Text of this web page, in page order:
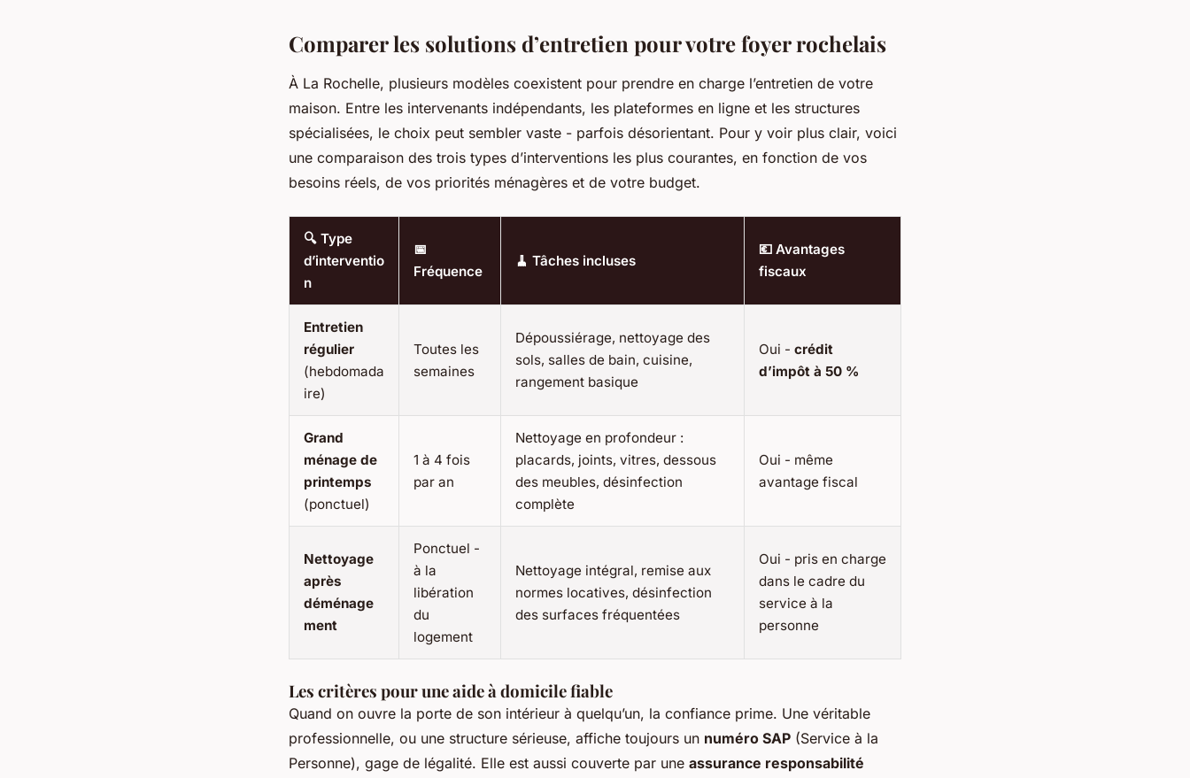
Comparer les solutions d’entretien pour votre foyer rochelais
À La Rochelle, plusieurs modèles coexistent pour prendre en charge l’entretien de votre
maison. Entre les intervenants indépendants, les plateformes en ligne et les structures
spécialisées, le choix peut sembler vaste - parfois désorientant. Pour y voir plus clair, voici
une comparaison des trois types d’interventions les plus courantes, en fonction de vos
besoins réels, de vos priorités ménagères et de votre budget.
🔍 Type
d’interventio
n
📅
Fréquence
🧹 Tâches incluses
💶 Avantages
fiscaux
Entretien
régulier
(hebdomada
ire)
Toutes les
semaines
Dépoussiérage, nettoyage des
sols, salles de bain, cuisine,
rangement basique
Oui - crédit
d’impôt à 50 %
Grand
ménage de
printemps
(ponctuel)
1 à 4 fois
par an
Nettoyage en profondeur :
placards, joints, vitres, dessous
des meubles, désinfection
complète
Oui - même
avantage fiscal
Nettoyage
après
déménage
ment
Ponctuel -
à la
libération
du
logement
Nettoyage intégral, remise aux
normes locatives, désinfection
des surfaces fréquentées
Oui - pris en charge
dans le cadre du
service à la
personne
Les critères pour une aide à domicile fiable
Quand on ouvre la porte de son intérieur à quelqu’un, la confiance prime. Une véritable
professionnelle, ou une structure sérieuse, affiche toujours un numéro SAP (Service à la
Personne), gage de légalité. Elle est aussi couverte par une assurance responsabilité